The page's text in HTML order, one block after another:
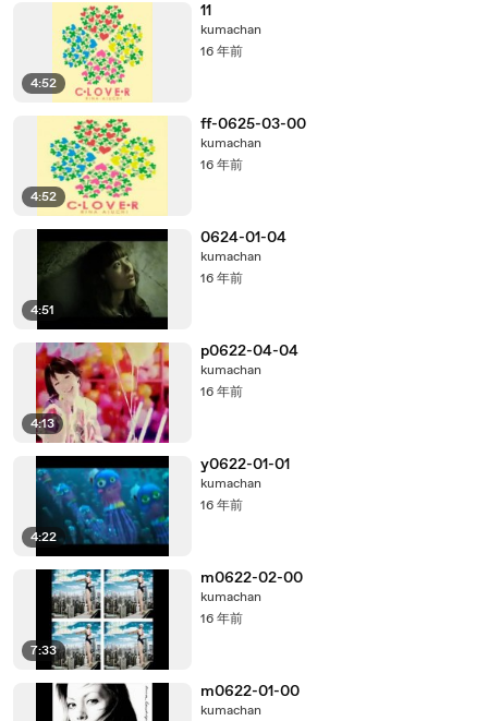
4:52
11
kumachan
16 年前
4:52
ff-0625-03-00
kumachan
16 年前
4:51
0624-01-04
kumachan
16 年前
4:13
p0622-04-04
kumachan
16 年前
4:22
y0622-01-01
kumachan
16 年前
7:33
m0622-02-00
kumachan
16 年前
m0622-01-00
kumachan